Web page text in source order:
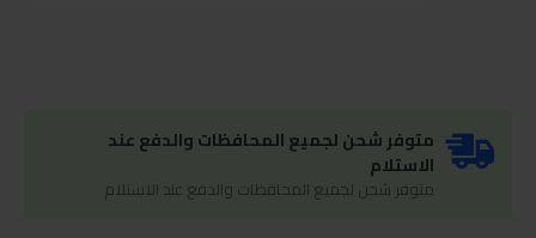
متوفر شحن لجميع المحافظات والدفع عند
الاستلام
متوفر شحن لجميع المحافظات والدفع عند الاستلام